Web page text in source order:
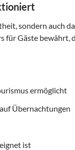
sondern auch
für Gäste bewährt,
ermöglicht
Übernachtungen
ist